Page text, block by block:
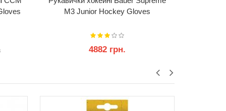
M3 Junior Hockey Gloves
4882 грн.